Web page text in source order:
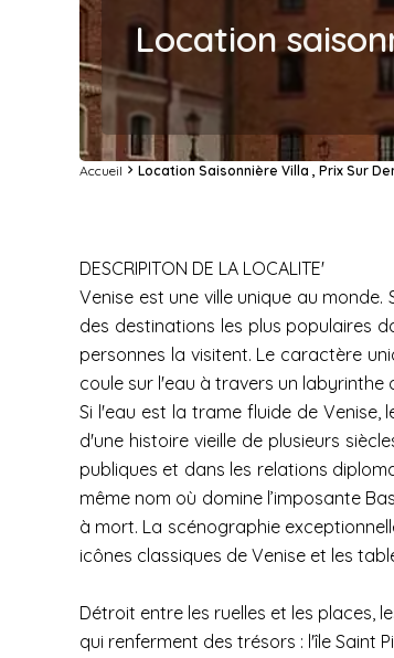
Location
Accueil Location Saisonnière Villa , Prix Sur
DESCRIPITON DE LA LOCALITE'
Venise est une ville unique au
des destinations les plus populaires
personnes la visitent. Le caractère
coule sur l'eau à travers un
Si l'eau est la trame fluide de Venise,
d'une histoire vieille de plusieurs
publiques et dans les relations
même nom où domine l’imposante
à mort. La scénographie
icônes classiques de Venise et les
Détroit entre les ruelles et les places,
qui renferment des trésors : l'île Saint